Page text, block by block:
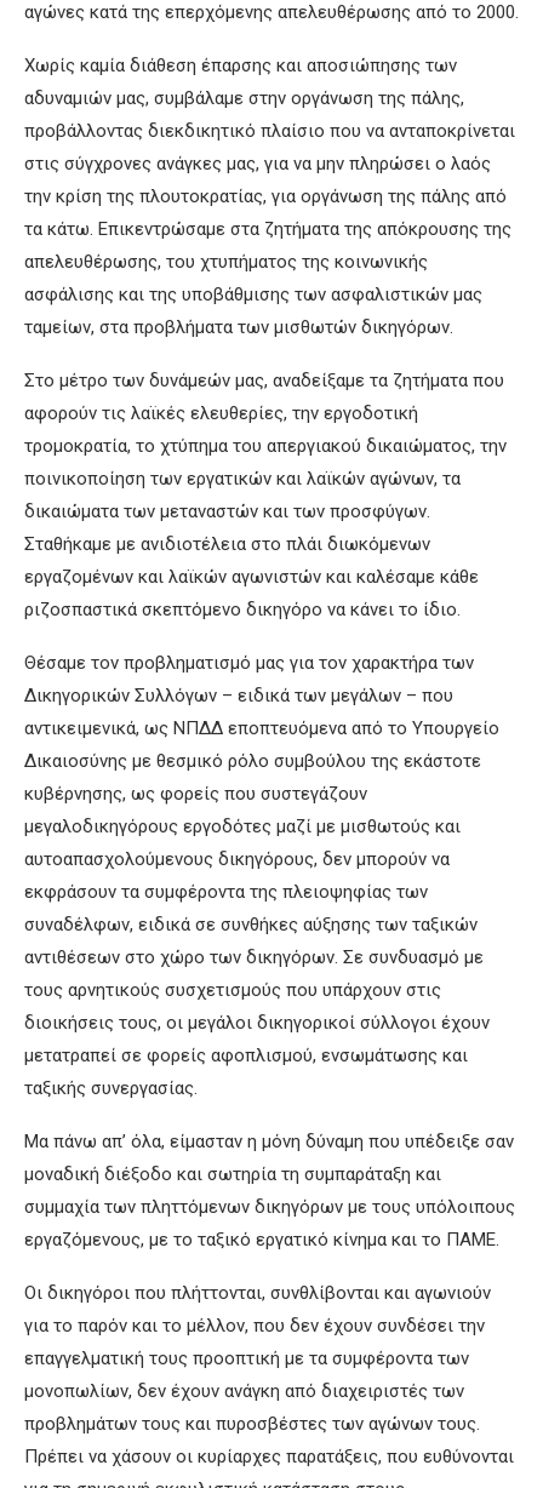
αγώνες κατά της επερχόμενης απελευθέρωσης από το 2000.
Χωρίς καμία διάθεση έπαρσης και αποσιώπησης των
αδυναμιών μας, συμβάλαμε στην οργάνωση της πάλης,
προβάλλοντας διεκδικητικό πλαίσιο που να ανταποκρίνεται
στις σύγχρονες ανάγκες μας, για να μην πληρώσει ο λαός
την κρίση της πλουτοκρατίας, για οργάνωση της πάλης από
τα κάτω. Επικεντρώσαμε στα ζητήματα της απόκρουσης της
απελευθέρωσης, του χτυπήματος της κοινωνικής
ασφάλισης και της υποβάθμισης των ασφαλιστικών μας
ταμείων, στα προβλήματα των μισθωτών δικηγόρων.
Στο μέτρο των δυνάμεών μας, αναδείξαμε τα ζητήματα που
αφορούν τις λαϊκές ελευθερίες, την εργοδοτική
τρομοκρατία, το χτύπημα του απεργιακού δικαιώματος, την
ποινικοποίηση των εργατικών και λαϊκών αγώνων, τα
δικαιώματα των μεταναστών και των προσφύγων.
Σταθήκαμε με ανιδιοτέλεια στο πλάι διωκόμενων
εργαζομένων και λαϊκών αγωνιστών και καλέσαμε κάθε
ριζοσπαστικά σκεπτόμενο δικηγόρο να κάνει το ίδιο.
Θέσαμε τον προβληματισμό μας για τον χαρακτήρα των
Δικηγορικών Συλλόγων – ειδικά των μεγάλων – που
αντικειμενικά, ως ΝΠΔΔ εποπτευόμενα από το Υπουργείο
Δικαιοσύνης με θεσμικό ρόλο συμβούλου της εκάστοτε
κυβέρνησης, ως φορείς που συστεγάζουν
μεγαλοδικηγόρους εργοδότες μαζί με μισθωτούς και
αυτοαπασχολούμενους δικηγόρους, δεν μπορούν να
εκφράσουν τα συμφέροντα της πλειοψηφίας των
συναδέλφων, ειδικά σε συνθήκες αύξησης των ταξικών
αντιθέσεων στο χώρο των δικηγόρων. Σε συνδυασμό με
τους αρνητικούς συσχετισμούς που υπάρχουν στις
διοικήσεις τους, οι μεγάλοι δικηγορικοί σύλλογοι έχουν
μετατραπεί σε φορείς αφοπλισμού, ενσωμάτωσης και
ταξικής συνεργασίας.
Μα πάνω απ’ όλα, είμασταν η μόνη δύναμη που υπέδειξε σαν
μοναδική διέξοδο και σωτηρία τη συμπαράταξη και
συμμαχία των πληττόμενων δικηγόρων με τους υπόλοιπους
εργαζόμενους, με το ταξικό εργατικό κίνημα και το ΠΑΜΕ.
Οι δικηγόροι που πλήττονται, συνθλίβονται και αγωνιούν
για το παρόν και το μέλλον, που δεν έχουν συνδέσει την
επαγγελματική τους προοπτική με τα συμφέροντα των
μονοπωλίων, δεν έχουν ανάγκη από διαχειριστές των
προβλημάτων τους και πυροσβέστες των αγώνων τους.
Πρέπει να χάσουν οι κυρίαρχες παρατάξεις, που ευθύνονται